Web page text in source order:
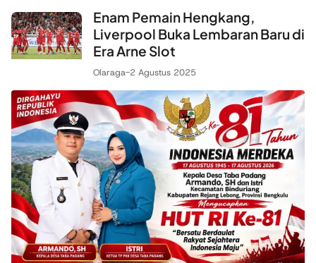
Enam Pemain Hengkang,
Liverpool Buka Lembaran Baru di
Era Arne Slot
Olaraga-2 Agustus 2025